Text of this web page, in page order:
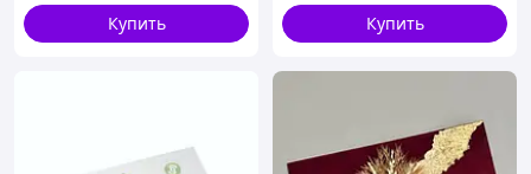
Купить
Купить